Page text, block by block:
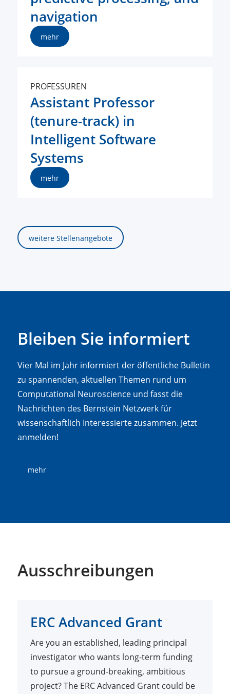
navigation
mehr
PROFESSUREN
Assistant Professor
(tenure-track) in
Intelligent Software
Systems
mehr
weitere Stellenangebote
Bleiben Sie informiert
Vier Mal im Jahr informiert der öffentliche Bulletin
zu spannenden, aktuellen Themen rund um
Computational Neuroscience und fasst die
Nachrichten des Bernstein Netzwerk für
wissenschaftlich Interessierte zusammen. Jetzt
anmelden!
mehr
Ausschreibungen
ERC Advanced Grant
Are you an established, leading principal
investigator who wants long-term funding
to pursue a ground-breaking, ambitious
project? The ERC Advanced Grant could be